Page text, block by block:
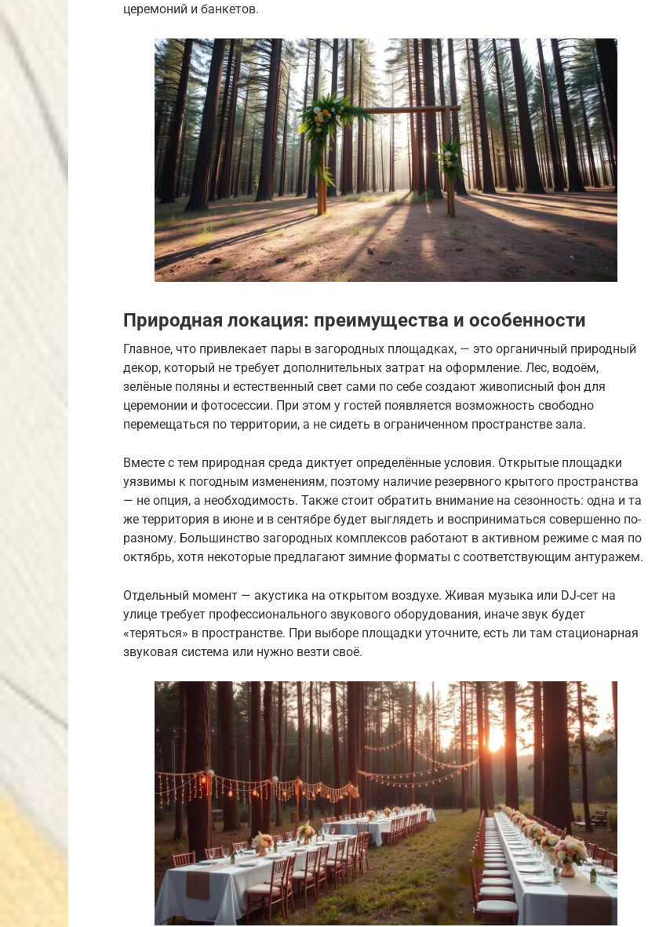
церемоний и банкетов.
Природная локация: преимущества и особенности
Главное, что привлекает пары в загородных площадках, — это органичный природный
декор, который не требует дополнительных затрат на оформление. Лес, водоём,
зелёные поляны и естественный свет сами по себе создают живописный фон для
церемонии и фотосессии. При этом у гостей появляется возможность свободно
перемещаться по территории, а не сидеть в ограниченном пространстве зала.
Вместе с тем природная среда диктует определённые условия. Открытые площадки
уязвимы к погодным изменениям, поэтому наличие резервного крытого пространства
— не опция, а необходимость. Также стоит обратить внимание на сезонность: одна и та
же территория в июне и в сентябре будет выглядеть и восприниматься совершенно по-
разному. Большинство загородных комплексов работают в активном режиме с мая по
октябрь, хотя некоторые предлагают зимние форматы с соответствующим антуражем.
Отдельный момент — акустика на открытом воздухе. Живая музыка или DJ-сет на
улице требует профессионального звукового оборудования, иначе звук будет
«теряться» в пространстве. При выборе площадки уточните, есть ли там стационарная
звуковая система или нужно везти своё.